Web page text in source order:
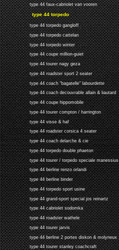
type 44 faux-cabriolet van vooren
type 44 torpedo
type 44 torpedo gangloff
type 44 torpedo cattelan
type 44 torpedo winter
type 44 coupe million-guiet
type 44 tourer nagy geza
type 44 roadster sport 2 seater
type 44 coach "bagatelle" labourdette
type 44 coach decouvrable allain & liautard
type 44 coupe hippomobile
type 44 tourer compton / harrington
type 44 visse & haf
type 44 roadster corsica 4 seater
type 44 coach delarche & cie
type 44 torpedo double phaeton
type 44 tourer / torpedo speciale manessius
type 44 berline renzo orlandi
type 44 berline binder
type 44 torpedo sport usine
type 44 grand-sport special jos reinartz
type 44 cabriolet sodomka
type 44 roadster wathele
type 44 tourer jarvis
type 44 berline 2 portes diskon & molyneux
type 44 tourer stanley coachcraft